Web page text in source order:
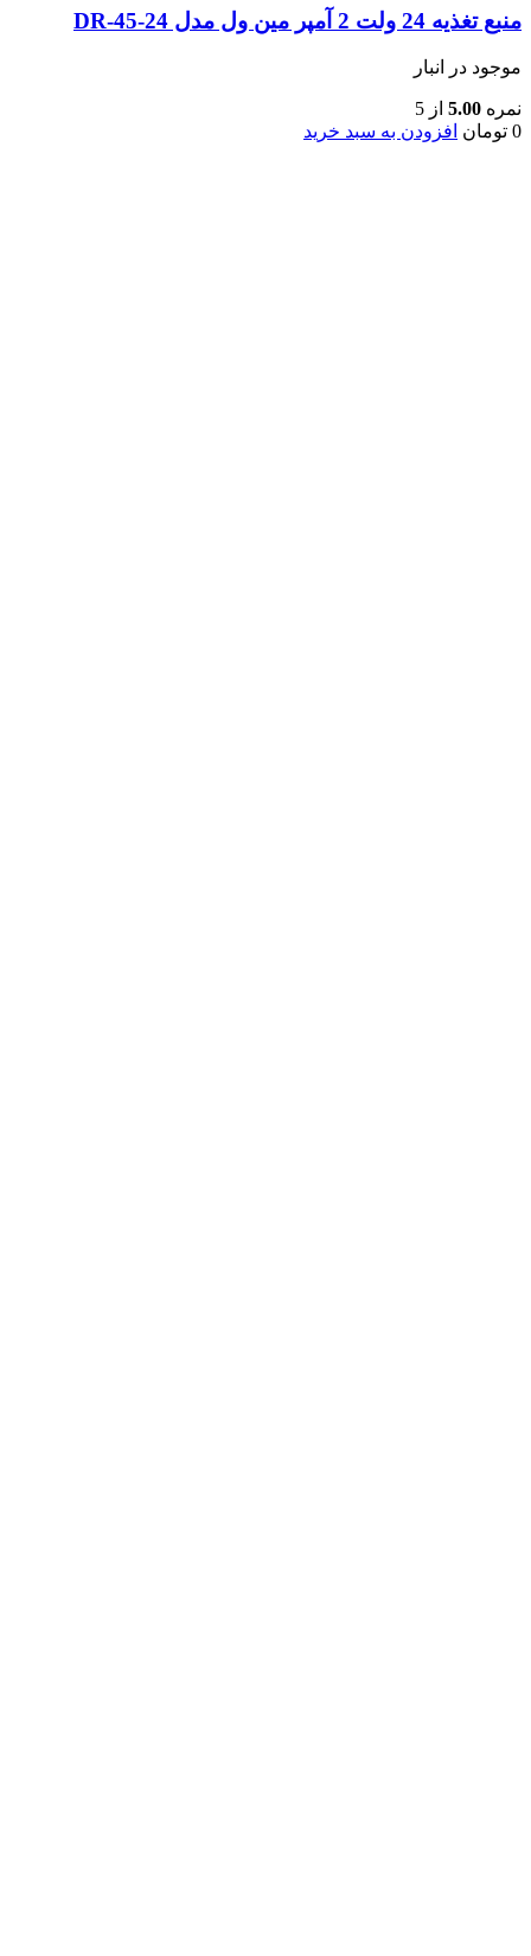
منبع تغذیه 24 ولت 2 آمپر مین ول مدل DR-45-24
موجود در انبار
نمره 5.00 از 5
0 تومان افزودن به سبد خرید